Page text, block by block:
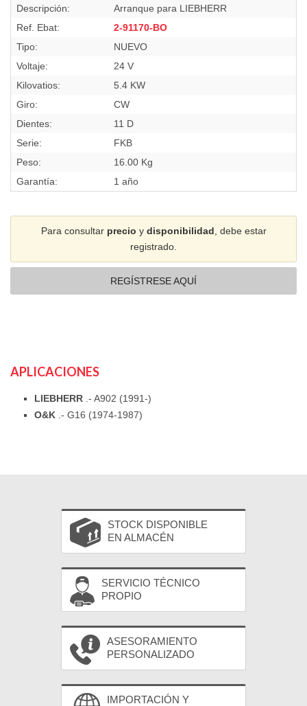
Descripción:
Arranque para LIEBHERR
Ref. Ebat:
2-91170-BO
Tipo:
NUEVO
Voltaje:
24 V
Kilovatios:
5.4 KW
Giro:
CW
Dientes:
11 D
Serie:
FKB
Peso:
16.00 Kg
Garantía:
1 año
Para consultar precio y disponibilidad, debe estar
registrado.
REGÍSTRESE AQUÍ
APLICACIONES
LIEBHERR .- A902 (1991-)
O&K .- G16 (1974-1987)
STOCK DISPONIBLE
EN ALMACÉN
SERVICIO TÉCNICO
PROPIO
ASESORAMIENTO
PERSONALIZADO
IMPORTACIÓN Y